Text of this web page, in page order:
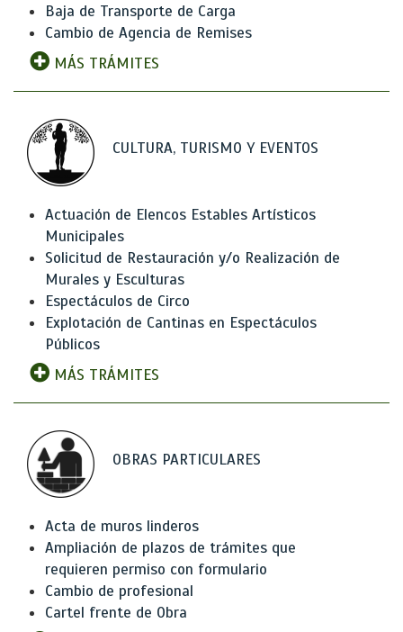
Baja de Transporte de Carga
Cambio de Agencia de Remises
MÁS TRÁMITES
CULTURA, TURISMO Y EVENTOS
Actuación de Elencos Estables Artísticos
Municipales
Solicitud de Restauración y/o Realización de
Murales y Esculturas
Espectáculos de Circo
Explotación de Cantinas en Espectáculos
Públicos
MÁS TRÁMITES
OBRAS PARTICULARES
Acta de muros linderos
Ampliación de plazos de trámites que
requieren permiso con formulario
Cambio de profesional
Cartel frente de Obra